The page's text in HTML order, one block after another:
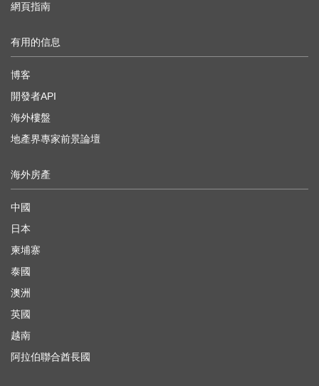
網頁指南
有用的信息
博客
開發者API
海外樓盤
地產界專家前景論壇
海外房產
中國
日本
柬埔寨
泰國
澳洲
英國
越南
阿拉伯聯合酋長國